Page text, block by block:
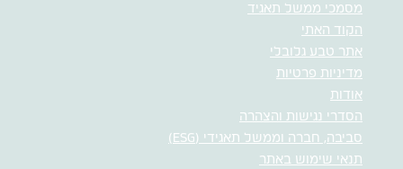
מסמכי ממשל תאגיד
הקוד האתי
אתר טבע גלובלי
מדיניות פרטיות
אודות
הסדרי נגישות והצהרה
סביבה, חברה וממשל תאגידי (ESG)
תנאי שימוש באתר